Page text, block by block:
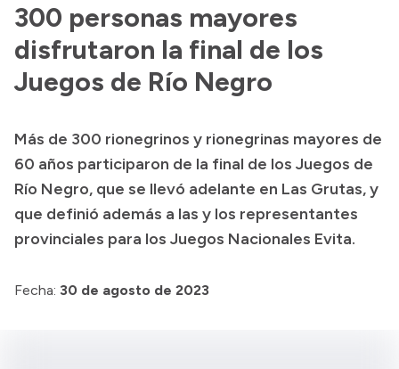
Archivo de noticias
Transparencia
Boletín Oficial
Compras y licitaciones
Consulta de expedientes
Consulta de pago a proveedores
Intranet
300 personas mayores
disfrutaron la final de los
Juegos de Río Negro
Más de 300 rionegrinos y rionegrinas mayores de
60 años participaron de la final de los Juegos de
Río Negro, que se llevó adelante en Las Grutas, y
que definió además a las y los representantes
provinciales para los Juegos Nacionales Evita.
Fecha: 30 de agosto de 2023